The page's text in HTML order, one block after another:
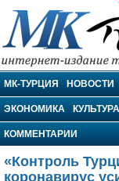
МК-Турция
МК-ТУРЦИЯ НОВОСТИ
ЭКОНОМИКА КУЛЬТУРА
КОММЕНТАРИИ
«Контроль
коронавирус